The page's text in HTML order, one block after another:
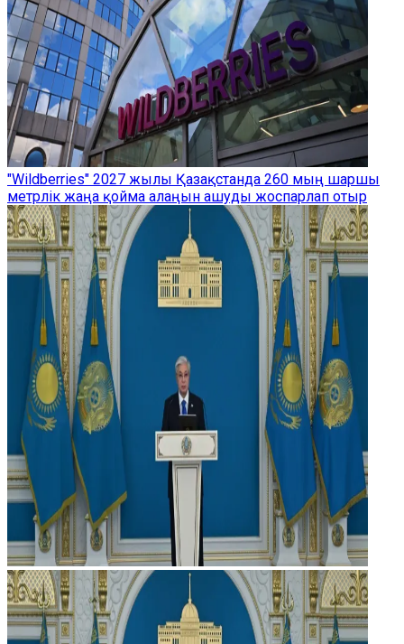
"Wildberries" 2027 жылы Қазақстанда 260 мың шаршы
метрлік жаңа қойма алаңын ашуды жоспарлап отыр